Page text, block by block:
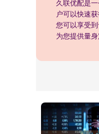
久联优配是
户可以快速
您可以享受
为您提供量